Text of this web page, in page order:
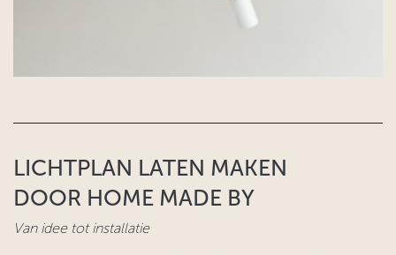
LICHTPLAN LATEN MAKEN
DOOR HOME MADE BY
Van idee tot installatie